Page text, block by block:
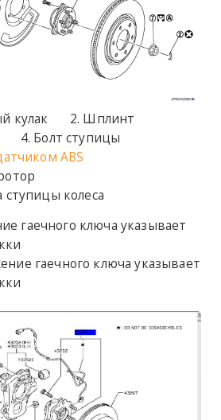
кулак
Шплинт
Болт ступицы
ABS
ступицы колеса
гаечного ключа указывает
гаечного ключа указывает